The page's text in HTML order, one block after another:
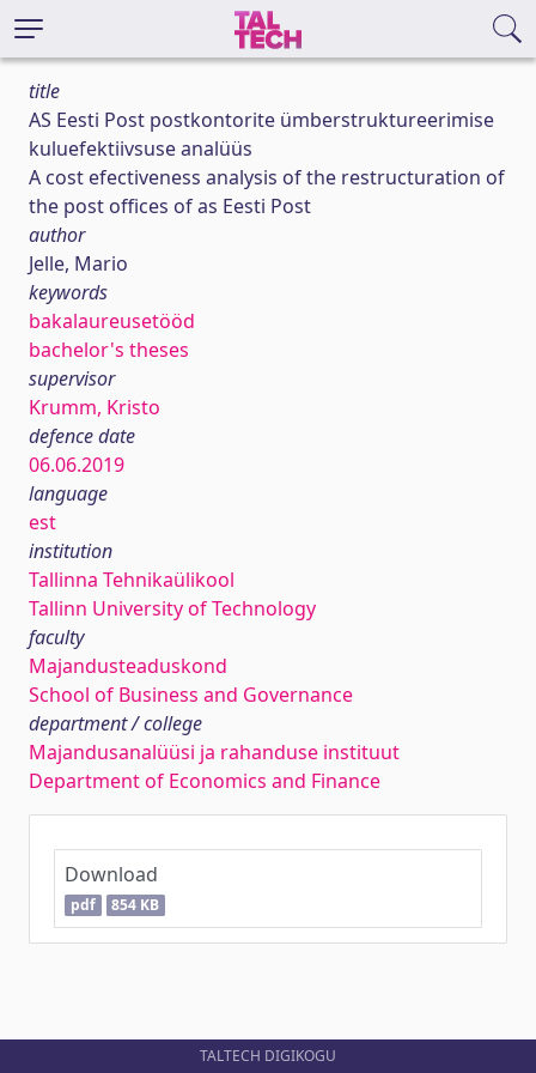
title
AS Eesti Post postkontorite ümberstruktureerimise
kuluefektiivsuse analüüs
A cost efectiveness analysis of the restructuration of
the post offices of as Eesti Post
author
Jelle, Mario
keywords
bakalaureusetööd
bachelor's theses
supervisor
Krumm, Kristo
defence date
06.06.2019
language
est
institution
Tallinna Tehnikaülikool
Tallinn University of Technology
faculty
Majandusteaduskond
School of Business and Governance
department / college
Majandusanalüüsi ja rahanduse instituut
Department of Economics and Finance
Download
pdf 854 KB
TALTECH DIGIKOGU